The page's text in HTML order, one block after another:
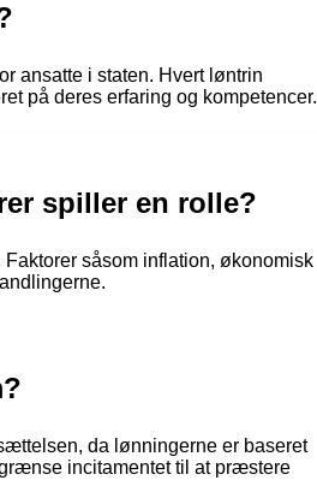
ansatte i staten. Hvert løntrin
på deres erfaring og kompetencer.
spiller en rolle?
såsom inflation, økonomisk
da lønningerne er baseret
incitamentet til at præstere